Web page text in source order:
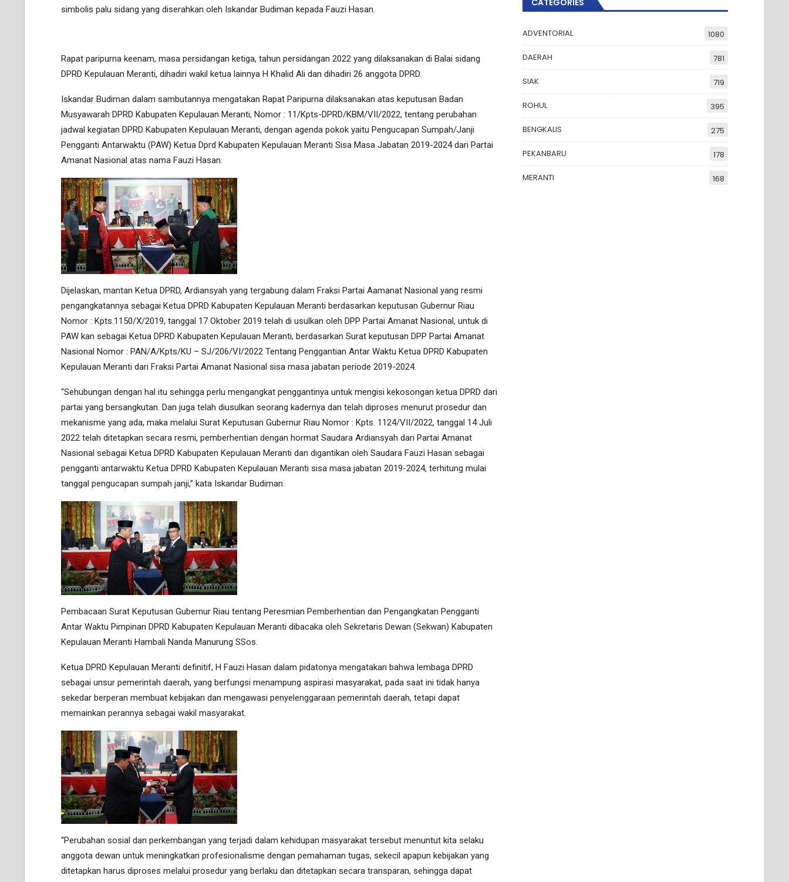
simbolis palu sidang yang diserahkan oleh Iskandar Budiman kepada Fauzi Hasan.
Rapat paripurna keenam, masa persidangan ketiga, tahun persidangan 2022 yang dilaksanakan di Balai sidang
DPRD Kepulauan Meranti, dihadiri wakil ketua lainnya H Khalid Ali dan dihadiri 26 anggota DPRD.
Iskandar Budiman dalam sambutannya mengatakan Rapat Paripurna dilaksanakan atas keputusan Badan
Musyawarah DPRD Kabupaten Kepulauan Meranti, Nomor : 11/Kpts-DPRD/KBM/VII/2022, tentang perubahan
jadwal kegiatan DPRD Kabupaten Kepulauan Meranti, dengan agenda pokok yaitu Pengucapan Sumpah/Janji
Pengganti Antarwaktu (PAW) Ketua Dprd Kabupaten Kepulauan Meranti Sisa Masa Jabatan 2019-2024 dari Partai
Amanat Nasional atas nama Fauzi Hasan.
Dijelaskan, mantan Ketua DPRD, Ardiansyah yang tergabung dalam Fraksi Partai Aamanat Nasional yang resmi
pengangkatannya sebagai Ketua DPRD Kabupaten Kepulauan Meranti berdasarkan keputusan Gubernur Riau
Nomor : Kpts.1150/X/2019, tanggal 17 Oktober 2019 telah di usulkan oleh DPP Partai Amanat Nasional, untuk di
PAW kan sebagai Ketua DPRD Kabupaten Kepulauan Meranti, berdasarkan Surat keputusan DPP Partai Amanat
Nasional Nomor : PAN/A/Kpts/KU – SJ/206/VI/2022 Tentang Penggantian Antar Waktu Ketua DPRD Kabupaten
Kepulauan Meranti dari Fraksi Partai Amanat Nasional sisa masa jabatan periode 2019-2024.
“Sehubungan dengan hal itu sehingga perlu mengangkat penggantinya untuk mengisi kekosongan ketua DPRD dari
partai yang bersangkutan. Dan juga telah diusulkan seorang kadernya dan telah diproses menurut prosedur dan
mekanisme yang ada, maka melalui Surat Keputusan Gubernur Riau Nomor : Kpts. 1124/VII/2022, tanggal 14 Juli
2022 telah ditetapkan secara resmi, pemberhentian dengan hormat Saudara Ardiansyah dari Partai Amanat
Nasional sebagai Ketua DPRD Kabupaten Kepulauan Meranti dan digantikan oleh Saudara Fauzi Hasan sebagai
pengganti antarwaktu Ketua DPRD Kabupaten Kepulauan Meranti sisa masa jabatan 2019-2024, terhitung mulai
tanggal pengucapan sumpah janji,” kata Iskandar Budiman.
Pembacaan Surat Keputusan Gubernur Riau tentang Peresmian Pemberhentian dan Pengangkatan Pengganti
Antar Waktu Pimpinan DPRD Kabupaten Kepulauan Meranti dibacaka oleh Sekretaris Dewan (Sekwan) Kabupaten
Kepulauan Meranti Hambali Nanda Manurung SSos.
Ketua DPRD Kepulauan Meranti definitif, H Fauzi Hasan dalam pidatonya mengatakan bahwa lembaga DPRD
sebagai unsur pemerintah daerah, yang berfungsi menampung aspirasi masyarakat, pada saat ini tidak hanya
sekedar berperan membuat kebijakan dan mengawasi penyelenggaraan pemerintah daerah, tetapi dapat
memainkan perannya sebagai wakil masyarakat.
“Perubahan sosial dan perkembangan yang terjadi dalam kehidupan masyarakat tersebut menuntut kita selaku
anggota dewan untuk meningkatkan profesionalisme dengan pemahaman tugas, sekecil apapun kebijakan yang
ditetapkan harus diproses melalui prosedur yang berlaku dan ditetapkan secara transparan, sehingga dapat
CATEGORIES
ADVENTORIAL 1080
DAERAH 781
SIAK 719
ROHUL 395
BENGKALIS 275
PEKANBARU 178
MERANTI 168